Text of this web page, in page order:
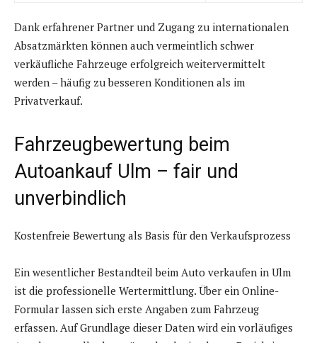
Dank erfahrener Partner und Zugang zu internationalen
Absatzmärkten können auch vermeintlich schwer
verkäufliche Fahrzeuge erfolgreich weitervermittelt
werden – häufig zu besseren Konditionen als im
Privatverkauf.
Fahrzeugbewertung beim
Autoankauf Ulm – fair und
unverbindlich
Kostenfreie Bewertung als Basis für den Verkaufsprozess
Ein wesentlicher Bestandteil beim Auto verkaufen in Ulm
ist die professionelle Wertermittlung. Über ein Online-
Formular lassen sich erste Angaben zum Fahrzeug
erfassen. Auf Grundlage dieser Daten wird ein vorläufiges